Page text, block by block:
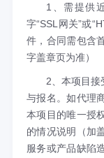
1、需提供近
字“SSL网关”或
件，合同需包含
字盖章页为准）
2、本项目接受
与报名。如代理
本项目的唯一授
的情况说明（加
服务或产品缺陷